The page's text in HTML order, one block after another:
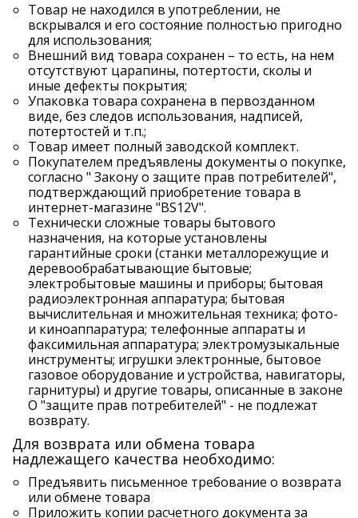
Товар не находился в употреблении, не
вскрывался и его состояние полностью пригодно
для использования;
Внешний вид товара сохранен – то есть, на нем
отсутствуют царапины, потертости, сколы и
иные дефекты покрытия;
Упаковка товара сохранена в первозданном
виде, без следов использования, надписей,
потертостей и т.п.;
Товар имеет полный заводской комплект.
Покупателем предъявлены документы о покупке,
согласно " Закону о защите прав потребителей",
подтверждающий приобретение товара в
интернет-магазине "BS12V".
Технически сложные товары бытового
назначения, на которые установлены
гарантийные сроки (станки металлорежущие и
деревообрабатывающие бытовые;
электробытовые машины и приборы; бытовая
радиоэлектронная аппаратура; бытовая
вычислительная и множительная техника; фото-
и киноаппаратура; телефонные аппараты и
факсимильная аппаратура; электромузыкальные
инструменты; игрушки электронные, бытовое
газовое оборудование и устройства, навигаторы,
гарнитуры) и другие товары, описанные в законе
О "защите прав потребителей" - не подлежат
возврату.
Для возврата или обмена товара
надлежащего качества необходимо:
Предъявить письменное требование о возврата
или обмене товара
Приложить копии расчетного документа за